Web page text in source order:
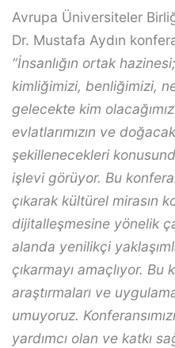
Avrupa Üniversiteler
Dr. Mustafa Aydın
“İnsanlığın ortak
kimliğimizi, benliğimizi,
gelecekte kim
evlatlarımızın ve
şekillenecekleri
işlevi görüyor. Bu
çıkarak kültürel mirasın
dijitalleşmesine yönelik
alanda yenilikçi
çıkarmayı amaçlıyor.
araştırmaları ve
umuyoruz.
yardımcı olan ve katkı